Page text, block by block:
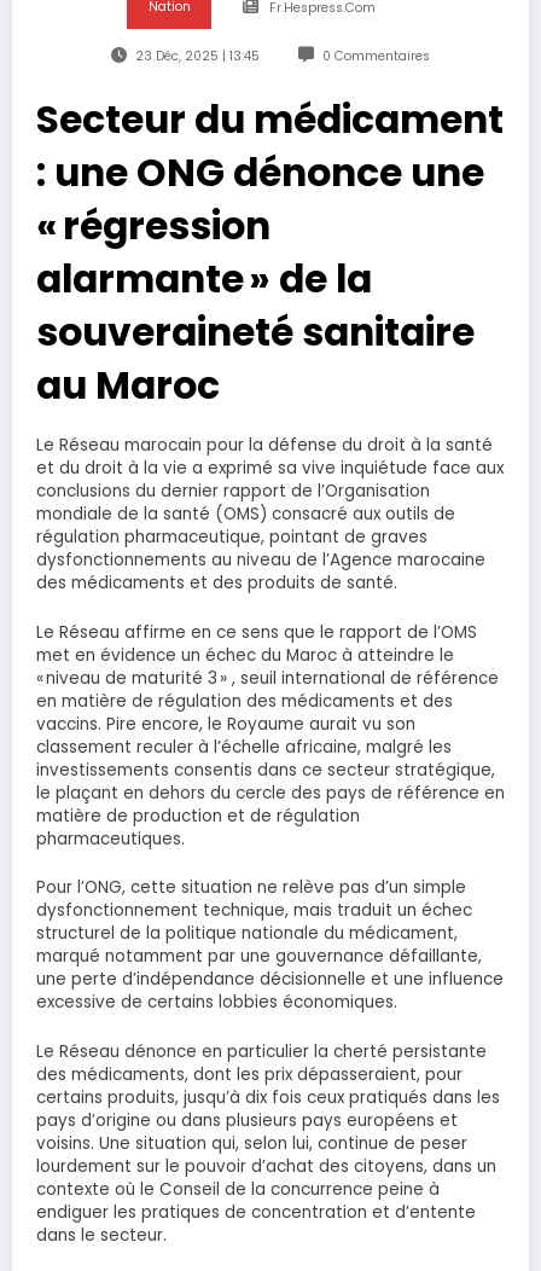
Nation Fr.hespress.com
23 Déc, 2025 | 13:45 0 Commentaires
Secteur du médicament
: une ONG dénonce une
« régression
alarmante » de la
souveraineté sanitaire
au Maroc
Le Réseau marocain pour la défense du droit à la santé
et du droit à la vie a exprimé sa vive inquiétude face aux
conclusions du dernier rapport de l’Organisation
mondiale de la santé (OMS) consacré aux outils de
régulation pharmaceutique, pointant de graves
dysfonctionnements au niveau de l’Agence marocaine
des médicaments et des produits de santé.
Le Réseau affirme en ce sens que le rapport de l’OMS
met en évidence un échec du Maroc à atteindre le
« niveau de maturité 3 » , seuil international de référence
en matière de régulation des médicaments et des
vaccins. Pire encore, le Royaume aurait vu son
classement reculer à l’échelle africaine, malgré les
investissements consentis dans ce secteur stratégique,
le plaçant en dehors du cercle des pays de référence en
matière de production et de régulation
pharmaceutiques.
Pour l’ONG, cette situation ne relève pas d’un simple
dysfonctionnement technique, mais traduit un échec
structurel de la politique nationale du médicament,
marqué notamment par une gouvernance défaillante,
une perte d’indépendance décisionnelle et une influence
excessive de certains lobbies économiques.
Le Réseau dénonce en particulier la cherté persistante
des médicaments, dont les prix dépasseraient, pour
certains produits, jusqu’à dix fois ceux pratiqués dans les
pays d’origine ou dans plusieurs pays européens et
voisins. Une situation qui, selon lui, continue de peser
lourdement sur le pouvoir d’achat des citoyens, dans un
contexte où le Conseil de la concurrence peine à
endiguer les pratiques de concentration et d’entente
dans le secteur.